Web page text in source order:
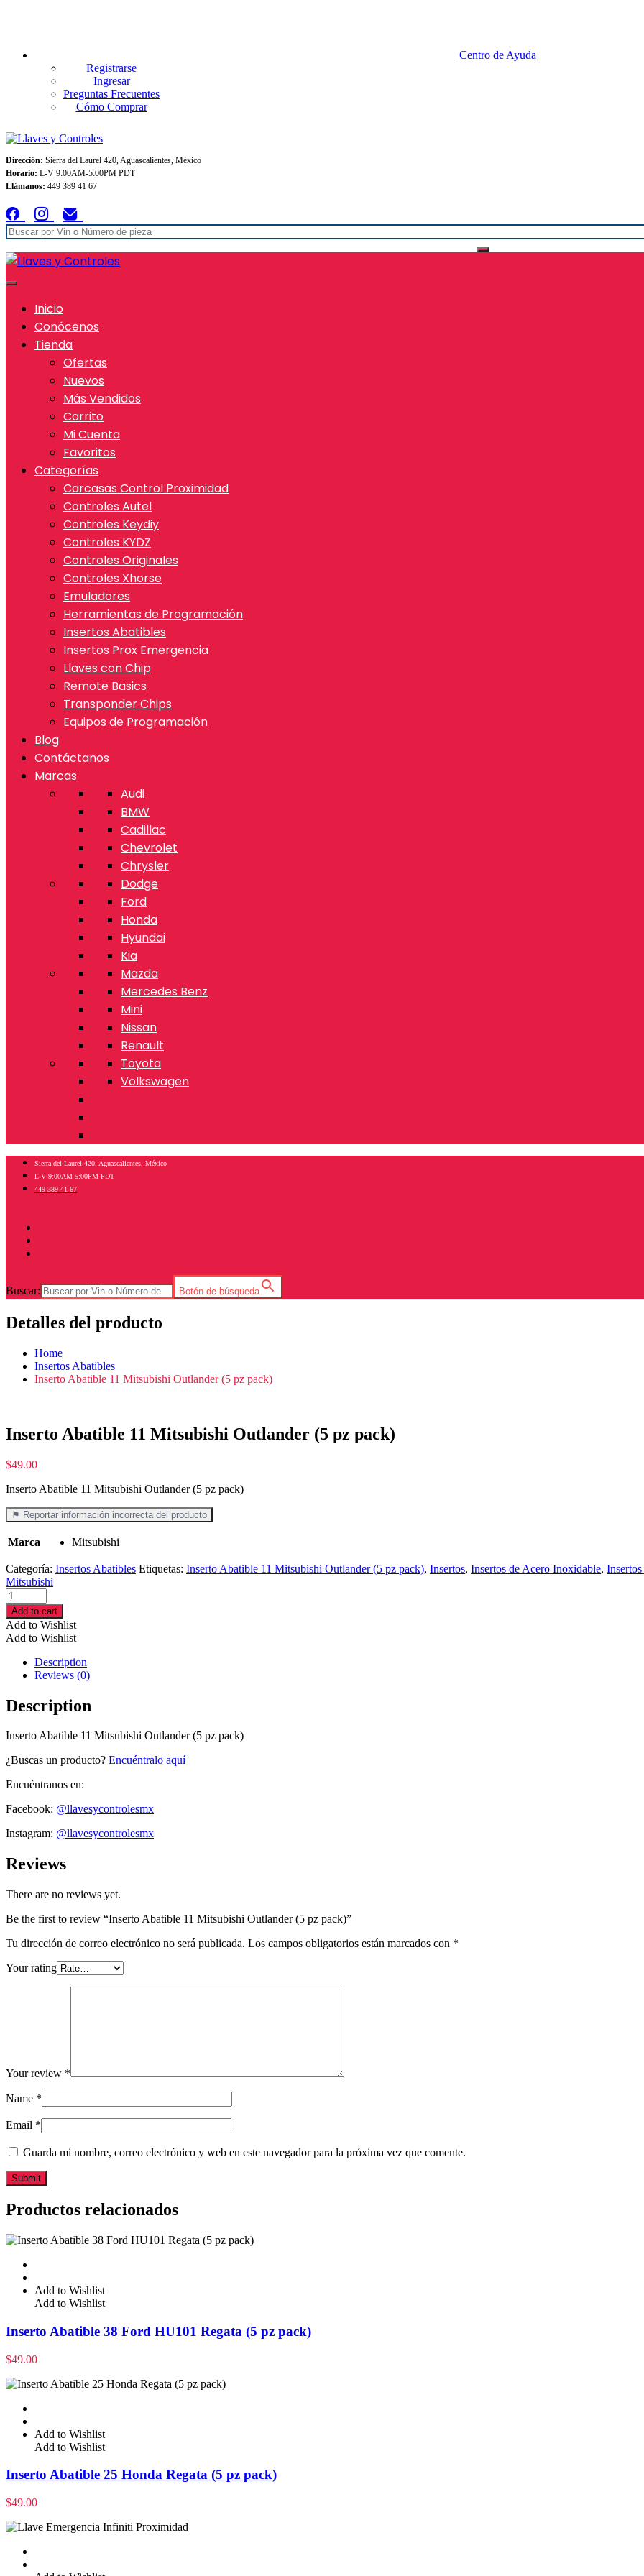
Centro de Ayuda
Registrarse
Ingresar
Preguntas Frecuentes
Cómo Comprar
Dirección: Sierra del Laurel 420, Aguascalientes, México
Horario: L-V 9:00AM-5:00PM PDT
Llámanos: 449 389 41 67
Inicio
Conócenos
Tienda
Ofertas
Nuevos
Más Vendidos
Carrito
Mi Cuenta
Favoritos
Categorías
Carcasas Control Proximidad
Controles Autel
Controles Keydiy
Controles KYDZ
Controles Originales
Controles Xhorse
Emuladores
Herramientas de Programación
Insertos Abatibles
Insertos Prox Emergencia
Llaves con Chip
Remote Basics
Transponder Chips
Equipos de Programación
Blog
Contáctanos
Marcas
Audi
BMW
Cadillac
Chevrolet
Chrysler
Dodge
Ford
Honda
Hyundai
Kia
Mazda
Mercedes Benz
Mini
Nissan
Renault
Toyota
Volkswagen
Sierra del Laurel 420, Aguascalientes, México
L-V 9:00AM-5:00PM PDT
449 389 41 67
Buscar: Botón de búsqueda
Detalles del producto
Home
Insertos Abatibles
Inserto Abatible 11 Mitsubishi Outlander (5 pz pack)
Inserto Abatible 11 Mitsubishi Outlander (5 pz pack)
$49.00
Inserto Abatible 11 Mitsubishi Outlander (5 pz pack)
⚑ Reportar información incorrecta del producto
Marca Mitsubishi
Categoría: Insertos Abatibles Etiquetas: Inserto Abatible 11 Mitsubishi Outlander (5 pz pack), Insertos, Insertos de Acero Inoxidable,
Mitsubishi
Inserto
Abatible
11
Mitsubishi
Outlander
cantidad
Add to cart
Add to Wishlist
Add to Wishlist
Description
Reviews (0)
Description
Inserto Abatible 11 Mitsubishi Outlander (5 pz pack)
¿Buscas un producto? Encuéntralo aquí
Encuéntranos en:
Facebook: @llavesycontrolesmx
Instagram: @llavesycontrolesmx
Reviews
There are no reviews yet.
Be the first to review “Inserto Abatible 11 Mitsubishi Outlander (5 pz pack)”
Tu dirección de correo electrónico no será publicada. Los campos obligatorios están marcados con *
Your rating
Your review *
Name *
Email *
Guarda mi nombre, correo electrónico y web en este navegador para la próxima vez que comente.
Productos relacionados
Add to Wishlist
Add to Wishlist
Inserto Abatible 38 Ford HU101 Regata (5 pz pack)
$49.00
Add to Wishlist
Add to Wishlist
Inserto Abatible 25 Honda Regata (5 pz pack)
$49.00